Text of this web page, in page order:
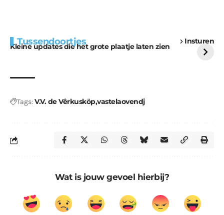
Tussendoortjes Insturen
Kleine updates die het grote plaatje laten zien
voor kabouters
uitdaging
Tags:V.V. de Vêrkusköpvastelaovendj
Wat is jouw gevoel hierbij?